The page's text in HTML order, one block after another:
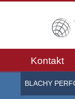
BLACHY
Kontakt